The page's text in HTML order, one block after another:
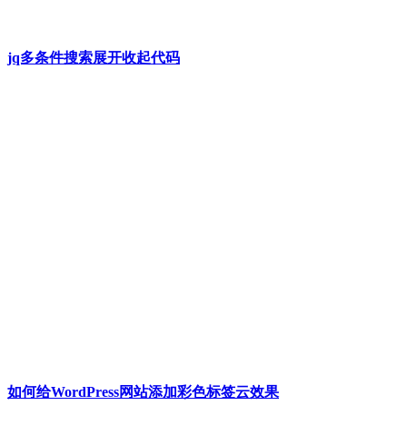
jq多条件搜索展开收起代码
如何给WordPress网站添加彩色标签云效果